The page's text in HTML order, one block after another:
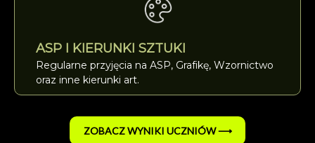
ASP I KIERUNKI SZTUKI
Regularne przyjęcia na ASP, Grafikę, Wzornictwo
oraz inne kierunki art.
ZOBACZ WYNIKI UCZNIÓW ⟶